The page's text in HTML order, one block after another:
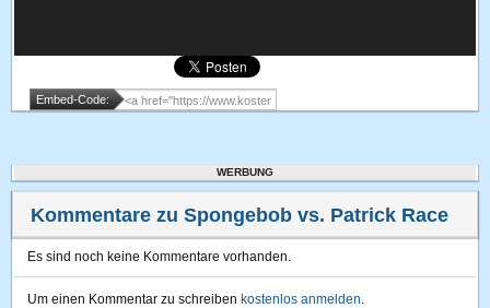
Embed-Code:
WERBUNG
Kommentare zu Spongebob vs. Patrick Race
Es sind noch keine Kommentare vorhanden.
Um einen Kommentar zu schreiben kostenlos anmelden.